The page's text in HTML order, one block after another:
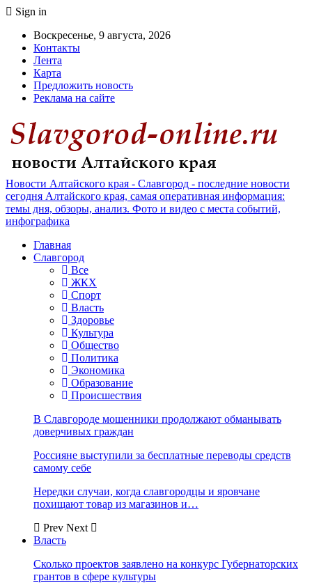
Sign in
Воскресенье, 9 августа, 2026
Контакты
Лента
Карта
Предложить новость
Реклама на сайте
Новости Алтайского края - Славгород - последние новости
сегодня Алтайского края, самая оперативная информация:
темы дня, обзоры, анализ. Фото и видео с места событий,
инфографика
Главная
Славгород
Все
ЖКХ
Спорт
Власть
Здоровье
Культура
Общество
Политика
Экономика
Образование
Происшествия
В Славгороде мошенники продолжают обманывать
доверчивых граждан
Россияне выступили за бесплатные переводы средств
самому себе
Нередки случаи, когда славгородцы и яровчане
похищают товар из магазинов и…
Prev Next
Власть
Сколько проектов заявлено на конкурс Губернаторских
грантов в сфере культуры